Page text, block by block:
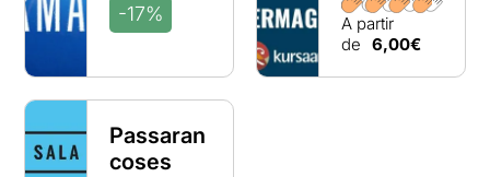
-17%
A partir
de 6,00€
Passaran
coses